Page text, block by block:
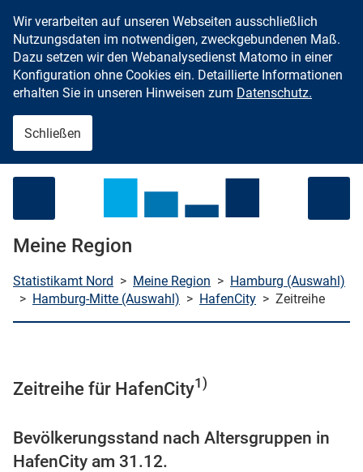
Zum Inhalt springen
Wir verarbeiten auf unseren Webseiten ausschließlich
Nutzungsdaten im notwendigen, zweckgebundenen Maß.
Dazu setzen wir den Webanalysedienst Matomo in einer
Konfiguration ohne Cookies ein. Detaillierte Informationen
erhalten Sie in unseren Hinweisen zum Datenschutz.
Schließen
Meine Region
Statistikamt Nord > Meine Region > Hamburg (Auswahl)
> Hamburg-Mitte (Auswahl) > HafenCity > Zeitreihe
Zeitreihe für HafenCity1)
Bevölkerungsstand nach Altersgruppen in
HafenCity am 31.12.